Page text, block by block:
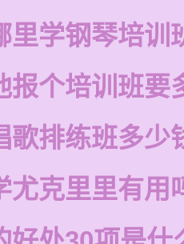
里学钢琴培训
报个培训班要
歌排练班多少
尤克里里有用